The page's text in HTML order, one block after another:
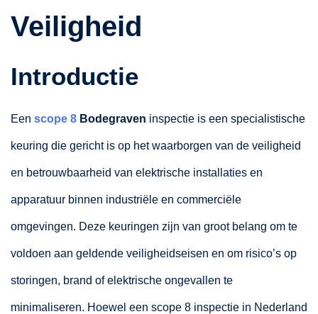
Veiligheid
Introductie
Een scope 8 Bodegraven inspectie is een specialistische
keuring die gericht is op het waarborgen van de veiligheid
en betrouwbaarheid van elektrische installaties en
apparatuur binnen industriële en commerciële
omgevingen. Deze keuringen zijn van groot belang om te
voldoen aan geldende veiligheidseisen en om risico’s op
storingen, brand of elektrische ongevallen te
minimaliseren. Hoewel een scope 8 inspectie in Nederland